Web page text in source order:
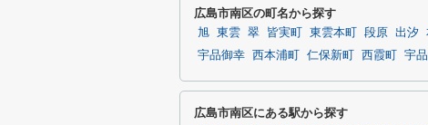
広島市南区の町名から探す
旭 東雲 翠 皆実町 東雲本町 段原 出汐
宇品御幸
西本浦町 仁保新町 西霞町 宇
広島市南区にある駅から探す